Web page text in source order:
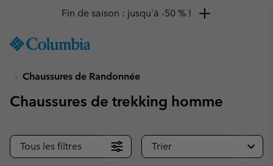
TO
SKIP
MAIN
SKIP
TO
SEARCH
Fin de saison : jusqu'à -50 % !
Chaussures de Randonnée
Chaussures de trekking homme
Tous les filtres Trier